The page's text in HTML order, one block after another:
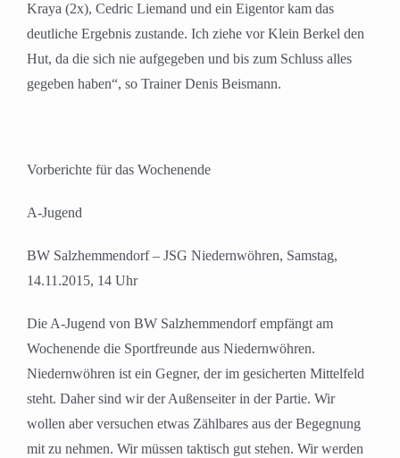
Kraya (2x), Cedric Liemand und ein Eigentor kam das
deutliche Ergebnis zustande. Ich ziehe vor Klein Berkel den
Hut, da die sich nie aufgegeben und bis zum Schluss alles
gegeben haben“, so Trainer Denis Beismann.
Vorberichte für das Wochenende
A-Jugend
BW Salzhemmendorf – JSG Niedernwöhren, Samstag,
14.11.2015, 14 Uhr
Die A-Jugend von BW Salzhemmendorf empfängt am
Wochenende die Sportfreunde aus Niedernwöhren.
Niedernwöhren ist ein Gegner, der im gesicherten Mittelfeld
steht. Daher sind wir der Außenseiter in der Partie. Wir
wollen aber versuchen etwas Zählbares aus der Begegnung
mit zu nehmen. Wir müssen taktisch gut stehen. Wir werden